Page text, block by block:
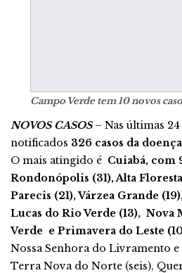
Campo Verde tem 10 novos
NOVOS CASOS– Nas últimas
notificados 326 casos da
O mais atingido é Cuiabá, com
Rondonópolis (31), Alta
Parecis (21), Várzea Grande
Lucas do Rio Verde (13), Nova
Verde e Primavera do Leste
Nossa Senhora do Livramento e
Terra Nova do Norte (seis),